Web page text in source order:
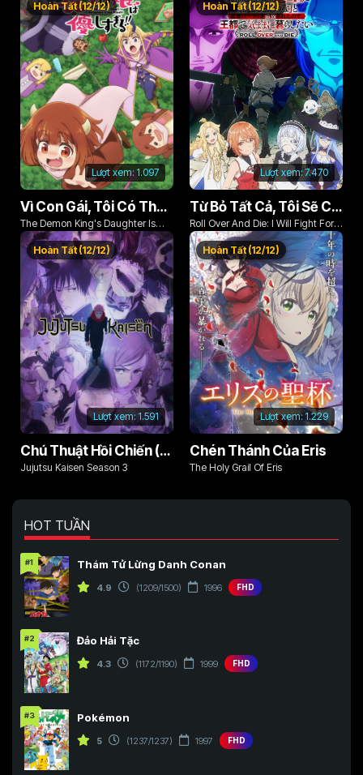
Lượt xem:1.097
Hoàn Tất (12/12)
Vì Con Gái, Tôi Có Thể Đánh Bại Cả Ma Vương
The Demon King's Daughter Is
Too Kind!!
Lượt xem: 7.470
Hoàn Tất (12/12)
Từ Bỏ Tất Cả, Tôi Sẽ Chiến Đấu Cho Một Cuộc Sống Bình Thường Với Tình Yêu Của Đời Mình Và Chiếc Thanh Kiếm Bị Nguyền Rủa!
Roll Over And Die: I Will Fight For
An Ordinary Life With My Love And
Cursed Sword!
Lượt xem: 1.591
Hoàn Tất (12/12)
Chú Thuật Hồi Chiến (Phần 3)
Jujutsu Kaisen Season 3
Lượt xem: 1.229
Hoàn Tất (12/12)
Chén Thánh Của Eris
The Holy Grail Of Eris
HOT TUẦN
#1 Thám Tử Lừng Danh Conan
4.9 (1209/1500) 1996 FHD
#2 Đảo Hải Tặc
4.3 (1172/1190) 1999 FHD
#3 Pokémon
5 (1237/1237) 1997 FHD